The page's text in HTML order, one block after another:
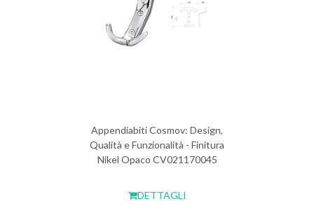
Appendiabiti Cosmov: Design,
Qualità e Funzionalità - Finitura
Nikel Opaco CV021170045
DETTAGLI